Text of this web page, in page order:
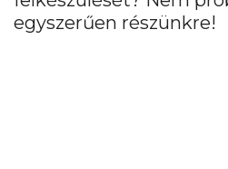
egyszerűen részünkre!